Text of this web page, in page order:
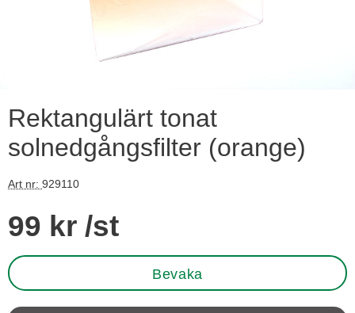
Rektangulärt tonat
solnedgångsfilter (orange)
Art nr: 929110
pris
99 kr /st
Bevaka